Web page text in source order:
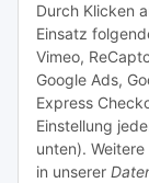
Durch Klicken
Einsatz
Vimeo,
Google Ads,
Express
Einstellung
unten).
in unserer
Versandinformationen